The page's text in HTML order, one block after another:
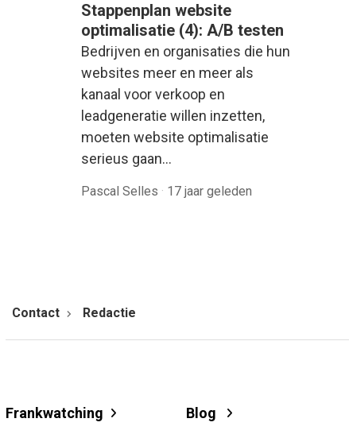
Stappenplan website
optimalisatie (4): A/B testen
Bedrijven en organisaties die hun
websites meer en meer als
kanaal voor verkoop en
leadgeneratie willen inzetten,
moeten website optimalisatie
serieus gaan…
Pascal Selles · 17 jaar geleden
Contact Redactie
Frankwatching Blog